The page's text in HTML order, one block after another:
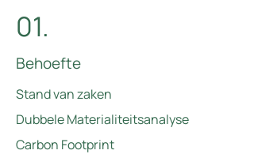
01.
Behoefte
Stand van zaken
Dubbele Materialiteitsanalyse
Carbon Footprint